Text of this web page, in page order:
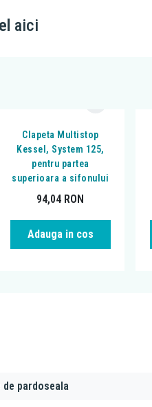
aici
Clapeta Multistop
Kessel, System 125,
pentru partea
superioara a sifonului
94,04 RON
Adauga in cos
de pardoseala